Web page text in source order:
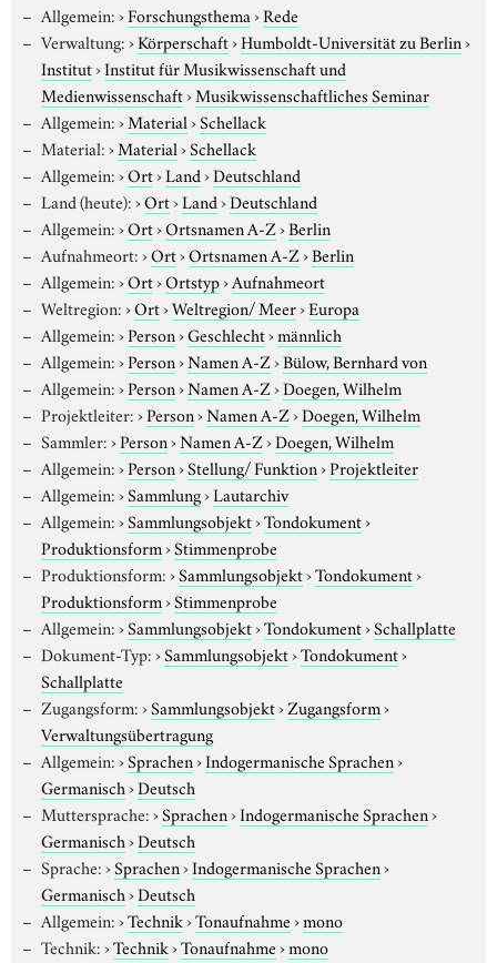
Allgemein:›Forschungsthema›Rede
Verwaltung:›Körperschaft›Humboldt-Universität zu Berlin›
Institut›Institut für Musikwissenschaft und
Medienwissenschaft›Musikwissenschaftliches Seminar
Allgemein:›Material›Schellack
Material:›Material›Schellack
Allgemein:›Ort›Land›Deutschland
Land (heute):›Ort›Land›Deutschland
Allgemein:›Ort›Ortsnamen A-Z›Berlin
Aufnahmeort:›Ort›Ortsnamen A-Z›Berlin
Allgemein:›Ort›Ortstyp›Aufnahmeort
Weltregion:›Ort›Weltregion/ Meer›Europa
Allgemein:›Person›Geschlecht›männlich
Allgemein:›Person›Namen A-Z›Bülow, Bernhard von
Allgemein:›Person›Namen A-Z›Doegen, Wilhelm
Projektleiter:›Person›Namen A-Z›Doegen, Wilhelm
Sammler:›Person›Namen A-Z›Doegen, Wilhelm
Allgemein:›Person›Stellung/ Funktion›Projektleiter
Allgemein:›Sammlung›Lautarchiv
Allgemein:›Sammlungsobjekt›Tondokument›
Produktionsform›Stimmenprobe
Produktionsform:›Sammlungsobjekt›Tondokument›
Produktionsform›Stimmenprobe
Allgemein:›Sammlungsobjekt›Tondokument›Schallplatte
Dokument-Typ:›Sammlungsobjekt›Tondokument›
Schallplatte
Zugangsform:›Sammlungsobjekt›Zugangsform›
Verwaltungsübertragung
Allgemein:›Sprachen›Indogermanische Sprachen›
Germanisch›Deutsch
Muttersprache:›Sprachen›Indogermanische Sprachen›
Germanisch›Deutsch
Sprache:›Sprachen›Indogermanische Sprachen›
Germanisch›Deutsch
Allgemein:›Technik›Tonaufnahme›mono
Technik:›Technik›Tonaufnahme›mono